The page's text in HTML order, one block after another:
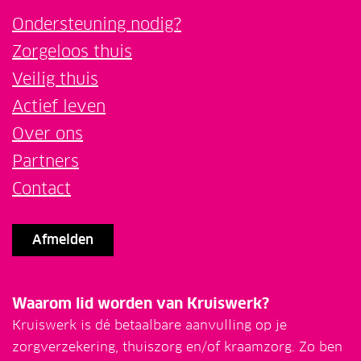
Ondersteuning nodig?
Zorgeloos thuis
Veilig thuis
Actief leven
Over ons
Partners
Contact
Afmelden
Waarom lid worden van Kruiswerk?
Kruiswerk is dé betaalbare aanvulling op je
zorgverzekering, thuiszorg en/of kraamzorg. Zo ben